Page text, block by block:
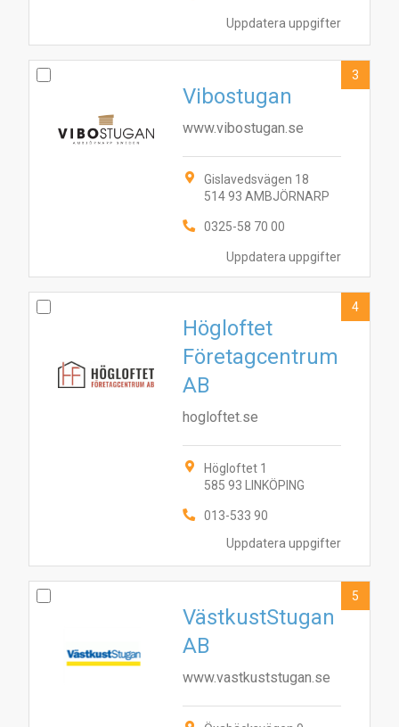
Uppdatera uppgifter
Uppdatera uppgifter
Vibostugan
www.vibostugan.se
Gislavedsvägen 18
514 93 AMBJÖRNARP
0325-58 70 00
3
Uppdatera uppgifter
Högloftet
Företagcentrum
AB
hogloftet.se
Högloftet 1
585 93 LINKÖPING
013-533 90
4
VästkustStugan
AB
www.vastkuststugan.se
5